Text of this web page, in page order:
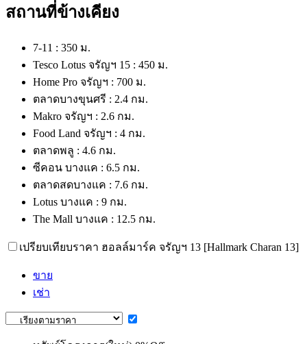
สถานที่ข้างเคียง
7-11 : 350 ม.
Tesco Lotus จรัญฯ 15 : 450 ม.
Home Pro จรัญฯ : 700 ม.
ตลาดบางขุนศรี : 2.4 กม.
Makro จรัญฯ : 2.6 กม.
Food Land จรัญฯ : 4 กม.
ตลาดพลู : 4.6 กม.
ซีคอน บางแค : 6.5 กม.
ตลาดสดบางแค : 7.6 กม.
Lotus บางแค : 9 กม.
The Mall บางแค : 12.5 กม.
เปรียบเทียบราคา ฮอลล์มาร์ค จรัญฯ 13 [Hallmark Charan 13]
ขาย
เช่า